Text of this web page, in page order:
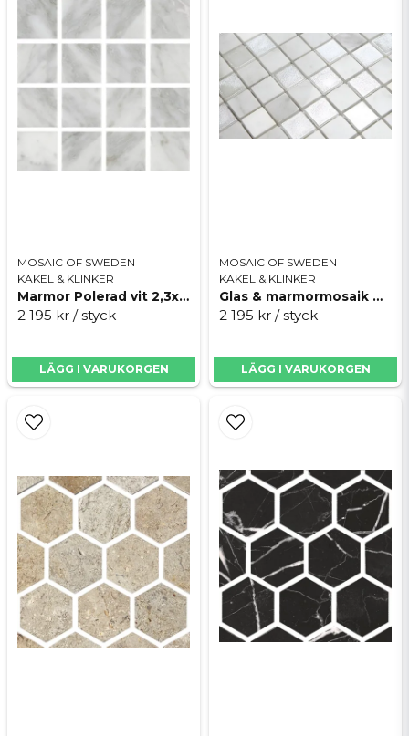
MOSAIC OF SWEDEN
KAKEL & KLINKER
Marmor Polerad vit 2,3x2,3cm
2 195 kr / styck
LÄGG I VARUKORGEN
MOSAIC OF SWEDEN
KAKEL & KLINKER
Glas & marmormosaik Mix Marmor Polerad
2 195 kr / styck
LÄGG I VARUKORGEN
vidhäftning till glaset.
Vi rekommenderar en första rengöring med
Deterdek
från Fila, detta för att ta bort eventuella
fogrester. För underhållsstädning
rekommenderar vi
Fila Cleaner